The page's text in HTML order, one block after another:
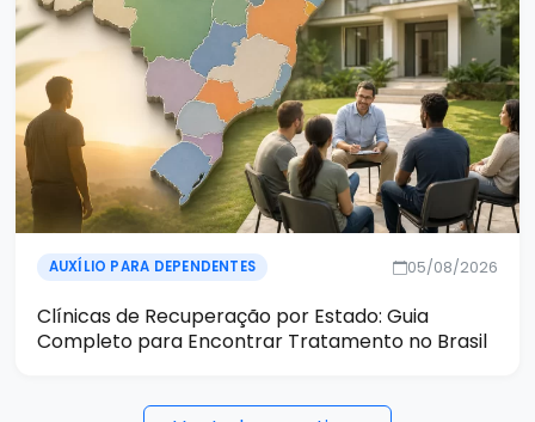
AUXÍLIO PARA DEPENDENTES 05/08/2026
Clínicas de Recuperação por Estado: Guia
Completo para Encontrar Tratamento no Brasil